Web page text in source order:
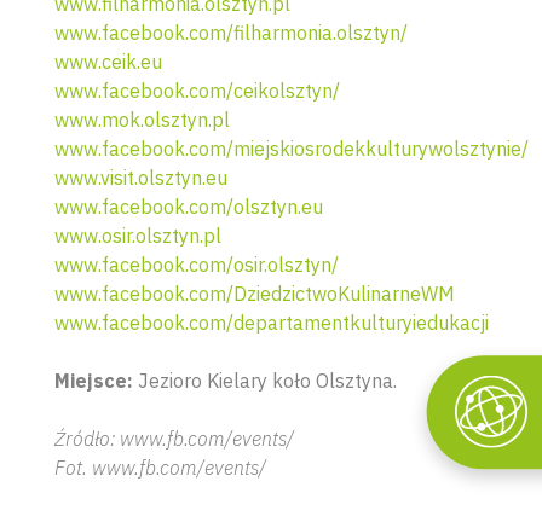
www.facebook.com/filharmonia.olsztyn/
www.ceik.eu
www.facebook.com/ceikolsztyn/
www.mok.olsztyn.pl
www.facebook.com/miejskiosrodekkulturywolsztynie/
www.visit.olsztyn.eu
www.facebook.com/olsztyn.eu
www.osir.olsztyn.pl
www.facebook.com/osir.olsztyn/
www.facebook.com/DziedzictwoKulinarneWM
www.facebook.com/departamentkulturyiedukacji
Miejsce: Jezioro Kielary koło Olsztyna.
Źródło: www.fb.com/events/
Fot. www.fb.com/events/